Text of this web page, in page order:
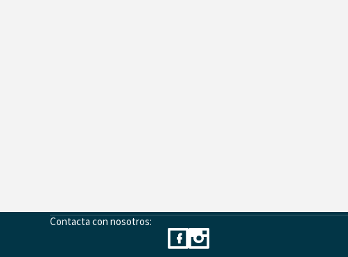
Contacta con nosotros: